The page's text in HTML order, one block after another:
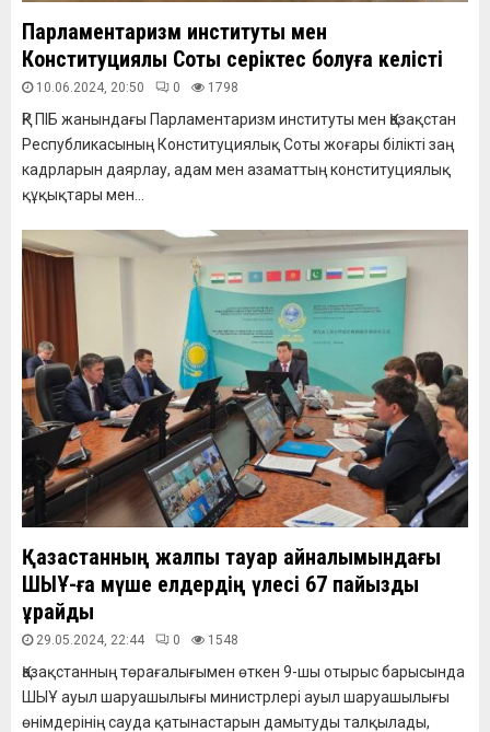
Парламентаризм институты мен
Конституциялық Соты серіктес болуға келісті
10.06.2024, 20:50 0 1798
ҚР ПІБ жанындағы Парламентаризм институты мен Қазақстан
Республикасының Конституциялық Соты жоғары білікті заң
кадрларын даярлау, адам мен азаматтың конституциялық
құқықтары мен...
Қазақстанның жалпы тауар айналымындағы
ШЫҰ-ға мүше елдердің үлесі 67 пайызды
құрайды
29.05.2024, 22:44 0 1548
Қазақстанның төрағалығымен өткен 9-шы отырыс барысында
ШЫҰ ауыл шаруашылығы министрлері ауыл шаруашылығы
өнімдерінің сауда қатынастарын дамытуды талқылады,